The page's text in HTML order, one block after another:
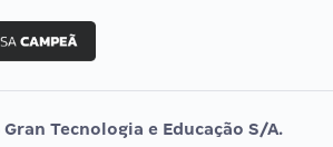
Vunesp
Tecnologia e Educação S/A.